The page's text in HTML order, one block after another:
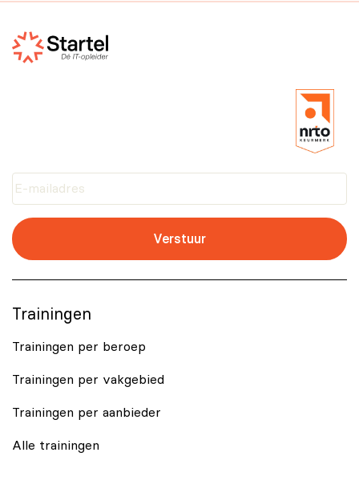
de doelstellingen van jouw organisatie.
Voor meer informatie kun je onze pagina Training op
Verstuur
Trainingen
Trainingen per beroep
Trainingen per vakgebied
Trainingen per aanbieder
Alle trainingen